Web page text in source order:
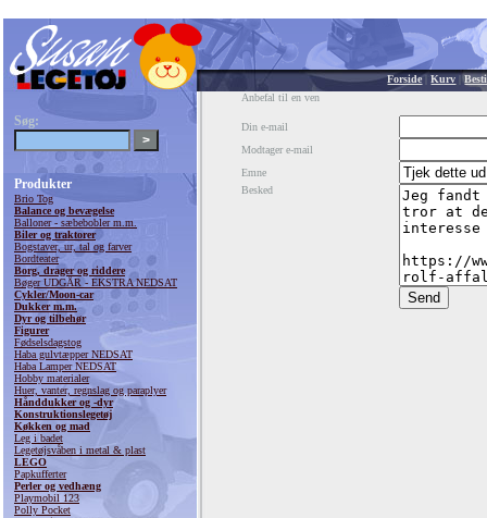
Forside|Kurv |
Søg:
Produkter
Brio Tog
Balance og bevægelse
Balloner - sæbebobler m.m.
Biler og traktorer
Bogstaver, ur, tal og farver
Bordteater
Borg, drager og riddere
Bøger UDGÅR - EKSTRA NEDSAT
Cykler/Moon-car
Dukker m.m.
Dyr og tilbehør
Figurer
Fødselsdagstog
Haba gulvtæpper NEDSAT
Haba Lamper NEDSAT
Hobby materialer
Huer, vanter, regnslag og paraplyer
Hånddukker og -dyr
Konstruktionslegetøj
Køkken og mad
Leg i badet
Legetøjsvåben i metal & plast
LEGO
Papkufferter
Perler og vedhæng
Playmobil 123
Polly Pocket
Anbefal til en ven
Din e-mail
Modtager e-mail
Emne
Besked